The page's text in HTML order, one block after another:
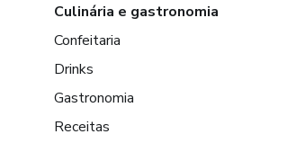
Culinária e gastronomia
Confeitaria
Drinks
Gastronomia
Receitas